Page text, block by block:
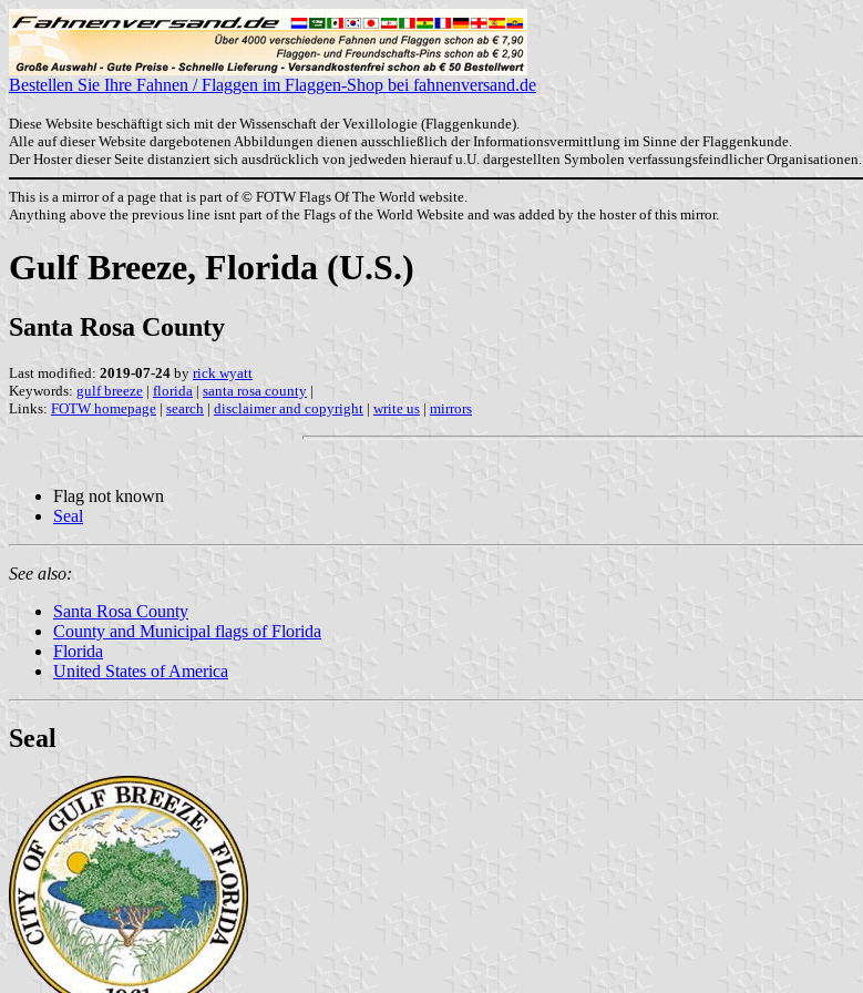
Bestellen Sie Ihre Fahnen / Flaggen im Flaggen-Shop bei fahnenversand.de
Diese Website beschäftigt sich mit der Wissenschaft der Vexillologie (Flaggenkunde).
Alle auf dieser Website dargebotenen Abbildungen dienen ausschließlich der Informationsvermittlung im Sinne der Flaggenkunde.
Der Hoster dieser Seite distanziert sich ausdrücklich von jedweden hierauf u.U. dargestellten Symbolen verfassungsfeindlicher Organisationen.
This is a mirror of a page that is part of © FOTW Flags Of The World website.
Anything above the previous line isnt part of the Flags of the World Website and was added by the hoster of this mirror.
Gulf Breeze, Florida (U.S.)
Santa Rosa County
Last modified: 2019-07-24 by rick wyatt
Keywords: gulf breeze | florida | santa rosa county |
Links: FOTW homepage | search | disclaimer and copyright | write us | mirrors
Flag not known
Seal
See also:
Santa Rosa County
County and Municipal flags of Florida
Florida
United States of America
Seal